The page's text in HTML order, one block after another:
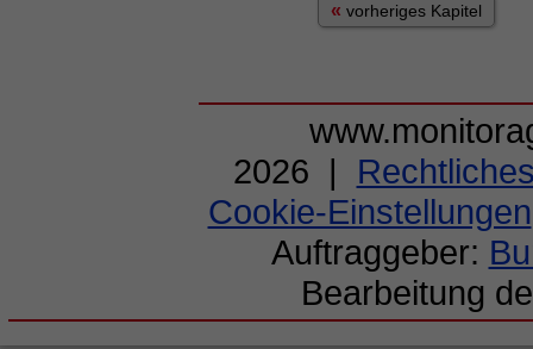
« vorheriges Kapitel
2026 |
Cookie-Einstellungen
Auftraggeber:
Bearbeitung